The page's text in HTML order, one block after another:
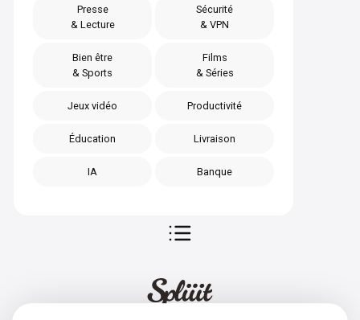
Presse
& Lecture
Sécurité
& VPN
Bien être
& Sports
Films
& Séries
Jeux vidéo Productivité
Éducation Livraison
IA Banque